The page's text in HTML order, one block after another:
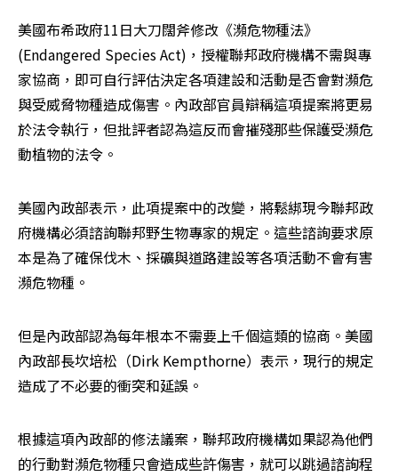
美國布希政府11日大刀闊斧修改《瀕危物種法》
(Endangered Species Act)，授權聯邦政府機構不需與專
家協商，即可自行評估決定各項建設和活動是否會對瀕危
與受威脅物種造成傷害。內政部官員辯稱這項提案將更易
於法令執行，但批評者認為這反而會摧殘那些保護受瀕危
動植物的法令。
美國內政部表示，此項提案中的改變，將鬆綁現今聯邦政
府機構必須諮詢聯邦野生物專家的規定。這些諮詢要求原
本是為了確保伐木、採礦與道路建設等各項活動不會有害
瀕危物種。
但是內政部認為每年根本不需要上千個這類的協商。美國
內政部長坎培松（Dirk Kempthorne）表示，現行的規定
造成了不必要的衝突和延誤。
根據這項內政部的修法議案，聯邦政府機構如果認為他們
的行動對瀕危物種只會造成些許傷害，就可以跳過諮詢程